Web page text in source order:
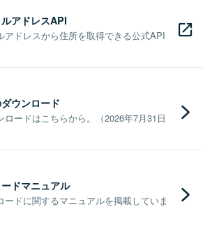
アドレスAPI
アドレスから住所を取得できる公式API
ウンロード
ロードはこちらから。（2026年7月31日
ドマニュアル
ードに関するマニュアルを掲載していま